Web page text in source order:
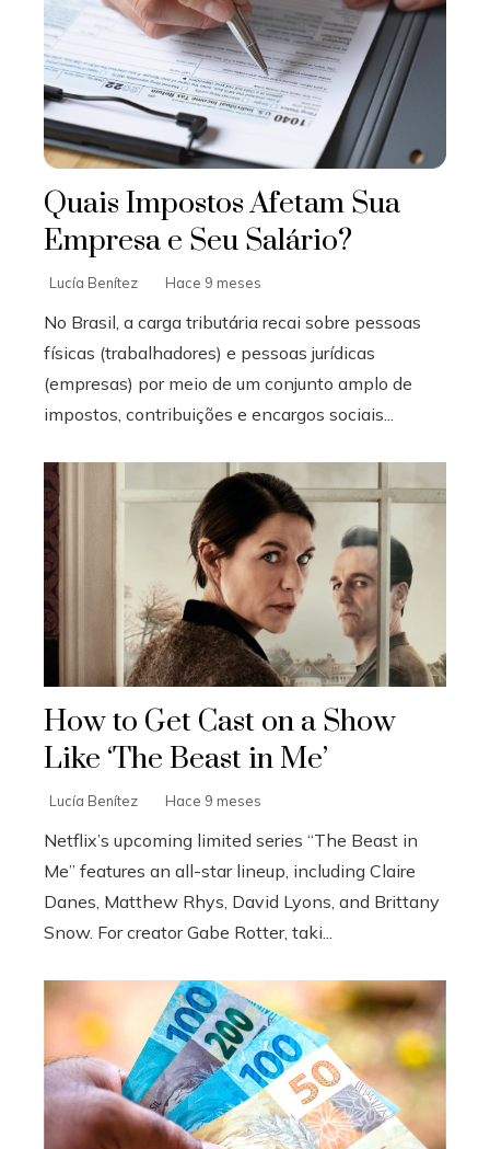
Quais Impostos Afetam Sua
Empresa e Seu Salário?
Lucía Benítez Hace 9 meses
No Brasil, a carga tributária recai sobre pessoas
físicas (trabalhadores) e pessoas jurídicas
(empresas) por meio de um conjunto amplo de
impostos, contribuições e encargos sociais...
How to Get Cast on a Show
Like ‘The Beast in Me’
Lucía Benítez Hace 9 meses
Netflix’s upcoming limited series “The Beast in
Me” features an all-star lineup, including Claire
Danes, Matthew Rhys, David Lyons, and Brittany
Snow. For creator Gabe Rotter, taki...